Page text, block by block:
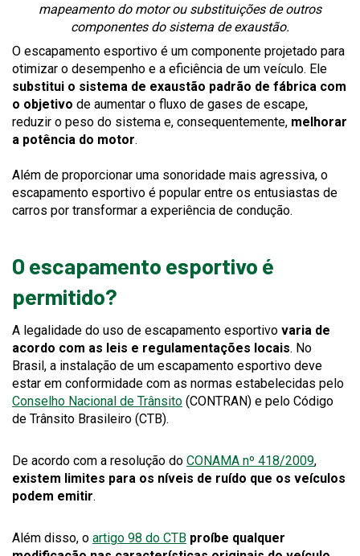
mapeamento do motor ou substituições de outros
componentes do sistema de exaustão.
O escapamento esportivo é um componente projetado para
otimizar o desempenho e a eficiência de um veículo. Ele
substitui o sistema de exaustão padrão de fábrica com
o objetivo de aumentar o fluxo de gases de escape,
reduzir o peso do sistema e, consequentemente, melhorar
a potência do motor.
Além de proporcionar uma sonoridade mais agressiva, o
escapamento esportivo é popular entre os entusiastas de
carros por transformar a experiência de condução.
O escapamento esportivo é
permitido?
A legalidade do uso de escapamento esportivo varia de
acordo com as leis e regulamentações locais. No
Brasil, a instalação de um escapamento esportivo deve
estar em conformidade com as normas estabelecidas pelo
Conselho Nacional de TrânsitoThis
trigger
a
(CONTRAN) e pelo Código
de Trânsito Brasileiro (CTB).
De acordo com a resolução do CONAMA nº 418/2009This
link
popup
,
existem limites para os níveis de ruído que os veículos
podem emitir.
Além disso, o artigo 98 do CTBThis
proíbe qualquer